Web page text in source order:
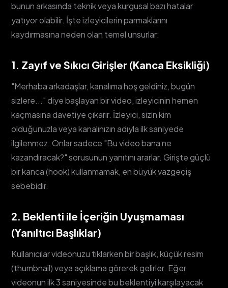
bunun arkasında teknik veya kurgusal bazı hatalar
yatıyor olabilir. İşte izleyicilerin parmaklarını
kaydırmasına neden olan temel unsurlar:
1. Zayıf ve Sıkıcı Girişler (Kanca Eksikliği)
"Merhaba arkadaşlar, kanalıma hoş geldiniz, bugün
sizlere..." diye başlayan bir video, izleyicinin hemen
kaçmasına davetiye çıkarır. İzleyici, sizin kim
olduğunuzla veya kanalınızın adıyla ilk saniyede
ilgilenmez. Onlar sadece "Bu video bana ne
kazandıracak?" sorusunun yanıtını ararlar. Girişte güçlü
bir kanca (hook) kullanmamak, en büyük vazgeçiş
sebebidir.
2. Beklenti ile İçeriğin Uyuşmaması
(Yanıltıcı Başlıklar)
Kullanıcılar videonuzu tıklarken bir başlık, küçük resim
(thumbnail) veya açıklama görerek gelirler. Eğer
videonun ilk 3 saniyesinde bu beklentiyi karşılayacak